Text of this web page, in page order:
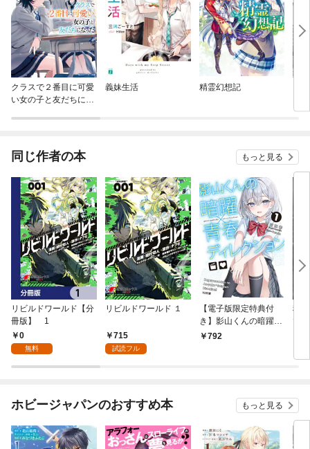
クラスで２番目に可愛
い女の子と友だちにな
義妹生活 精霊幻想記
同じ作者の本 もっと見る
リビルドワールド【分
冊版】 1
0
無料
リビルドワールド １
715
試読フル
【電子版限定特典付
き】影山くんの暗躍×
青春ディレクション1
792
秘
で
ホビージャパンのおすすめ本 もっと見る